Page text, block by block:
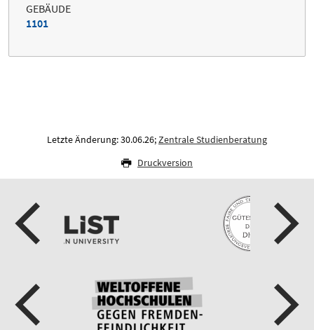
GEBÄUDE
1101
Letzte Änderung: 30.06.26;Zentrale Studienberatung
Druckversion